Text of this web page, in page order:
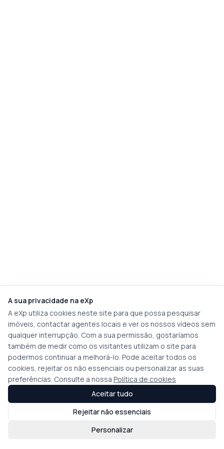
A sua privacidade na eXp
A eXp utiliza cookies neste site para que possa pesquisar
imóveis, contactar agentes locais e ver os nossos vídeos sem
qualquer interrupção. Com a sua permissão, gostaríamos
também de medir como os visitantes utilizam o site para
podermos continuar a melhorá-lo. Pode aceitar todos os
cookies, rejeitar os não essenciais ou personalizar as suas
preferências. Consulte a nossa Política de cookies
Personalizar
Rejeitar não essenciais
Aceitar tudo